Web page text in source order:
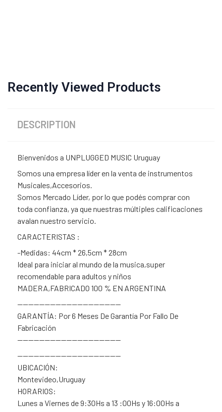
Recently Viewed Products
DESCRIPTION
Bienvenidos a UNPLUGGED MUSIC Uruguay
Somos una empresa líder en la venta de instrumentos
Musicales,Accesorios.
Somos Mercado Líder, por lo que podés comprar con
toda confianza, ya que nuestras múltiples calificaciones
avalan nuestro servicio.
CARACTERISTAS :
-Medidas: 44cm * 26,5cm * 28cm
Ideal para iniciar al mundo de la musica,super
recomendable para adultos y niños
MADERA,FABRICADO 100 % EN ARGENTINA
———————————————————
GARANTÍA: Por 6 Meses De Garantía Por Fallo De
Fabricación
———————————————————
———————————————————
UBICACIÓN:
Montevideo,Uruguay
HORARIOS:
Lunes a Viernes de 9:30Hs a 13 :00Hs y 16:00Hs a